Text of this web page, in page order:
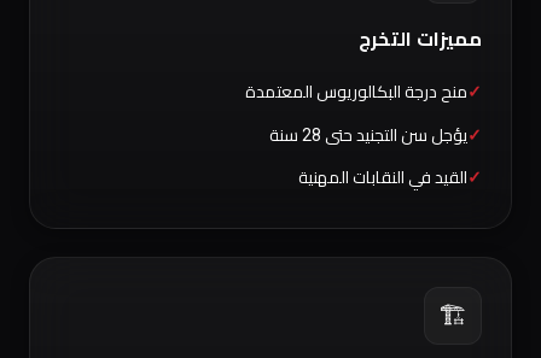
مميزات التخرج
منح درجة البكالوريوس المعتمدة
يؤجل سن التجنيد حتى 28 سنة
القيد في النقابات المهنية
🏗️